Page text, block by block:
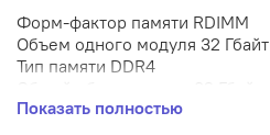
Форм-фактор памяти RDIMM
Объем одного модуля 32 Гбайт
Тип памяти DDR4
Частота 3200 МГц
Показать полностью